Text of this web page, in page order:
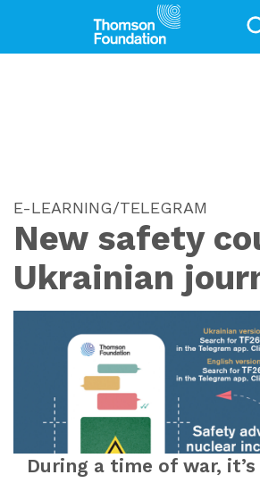
E-LEARNING/TELEGRAM
New safety
Ukrainian
During a time of war,